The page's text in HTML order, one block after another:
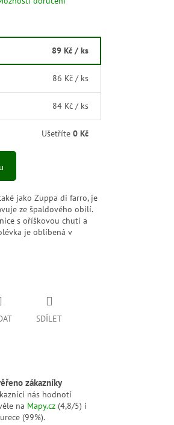
89 Kč / ks
86 Kč / ks
84 Kč / ks
Ušetříte0 Kč
jako Zuppa di farro, je
ze špaldového obilí.
s oříškovou chutí a
je oblíbená v
SDÍLET
zákazníky
nás hodnotí
na Mapy.cz (4,8/5) i
(99%).